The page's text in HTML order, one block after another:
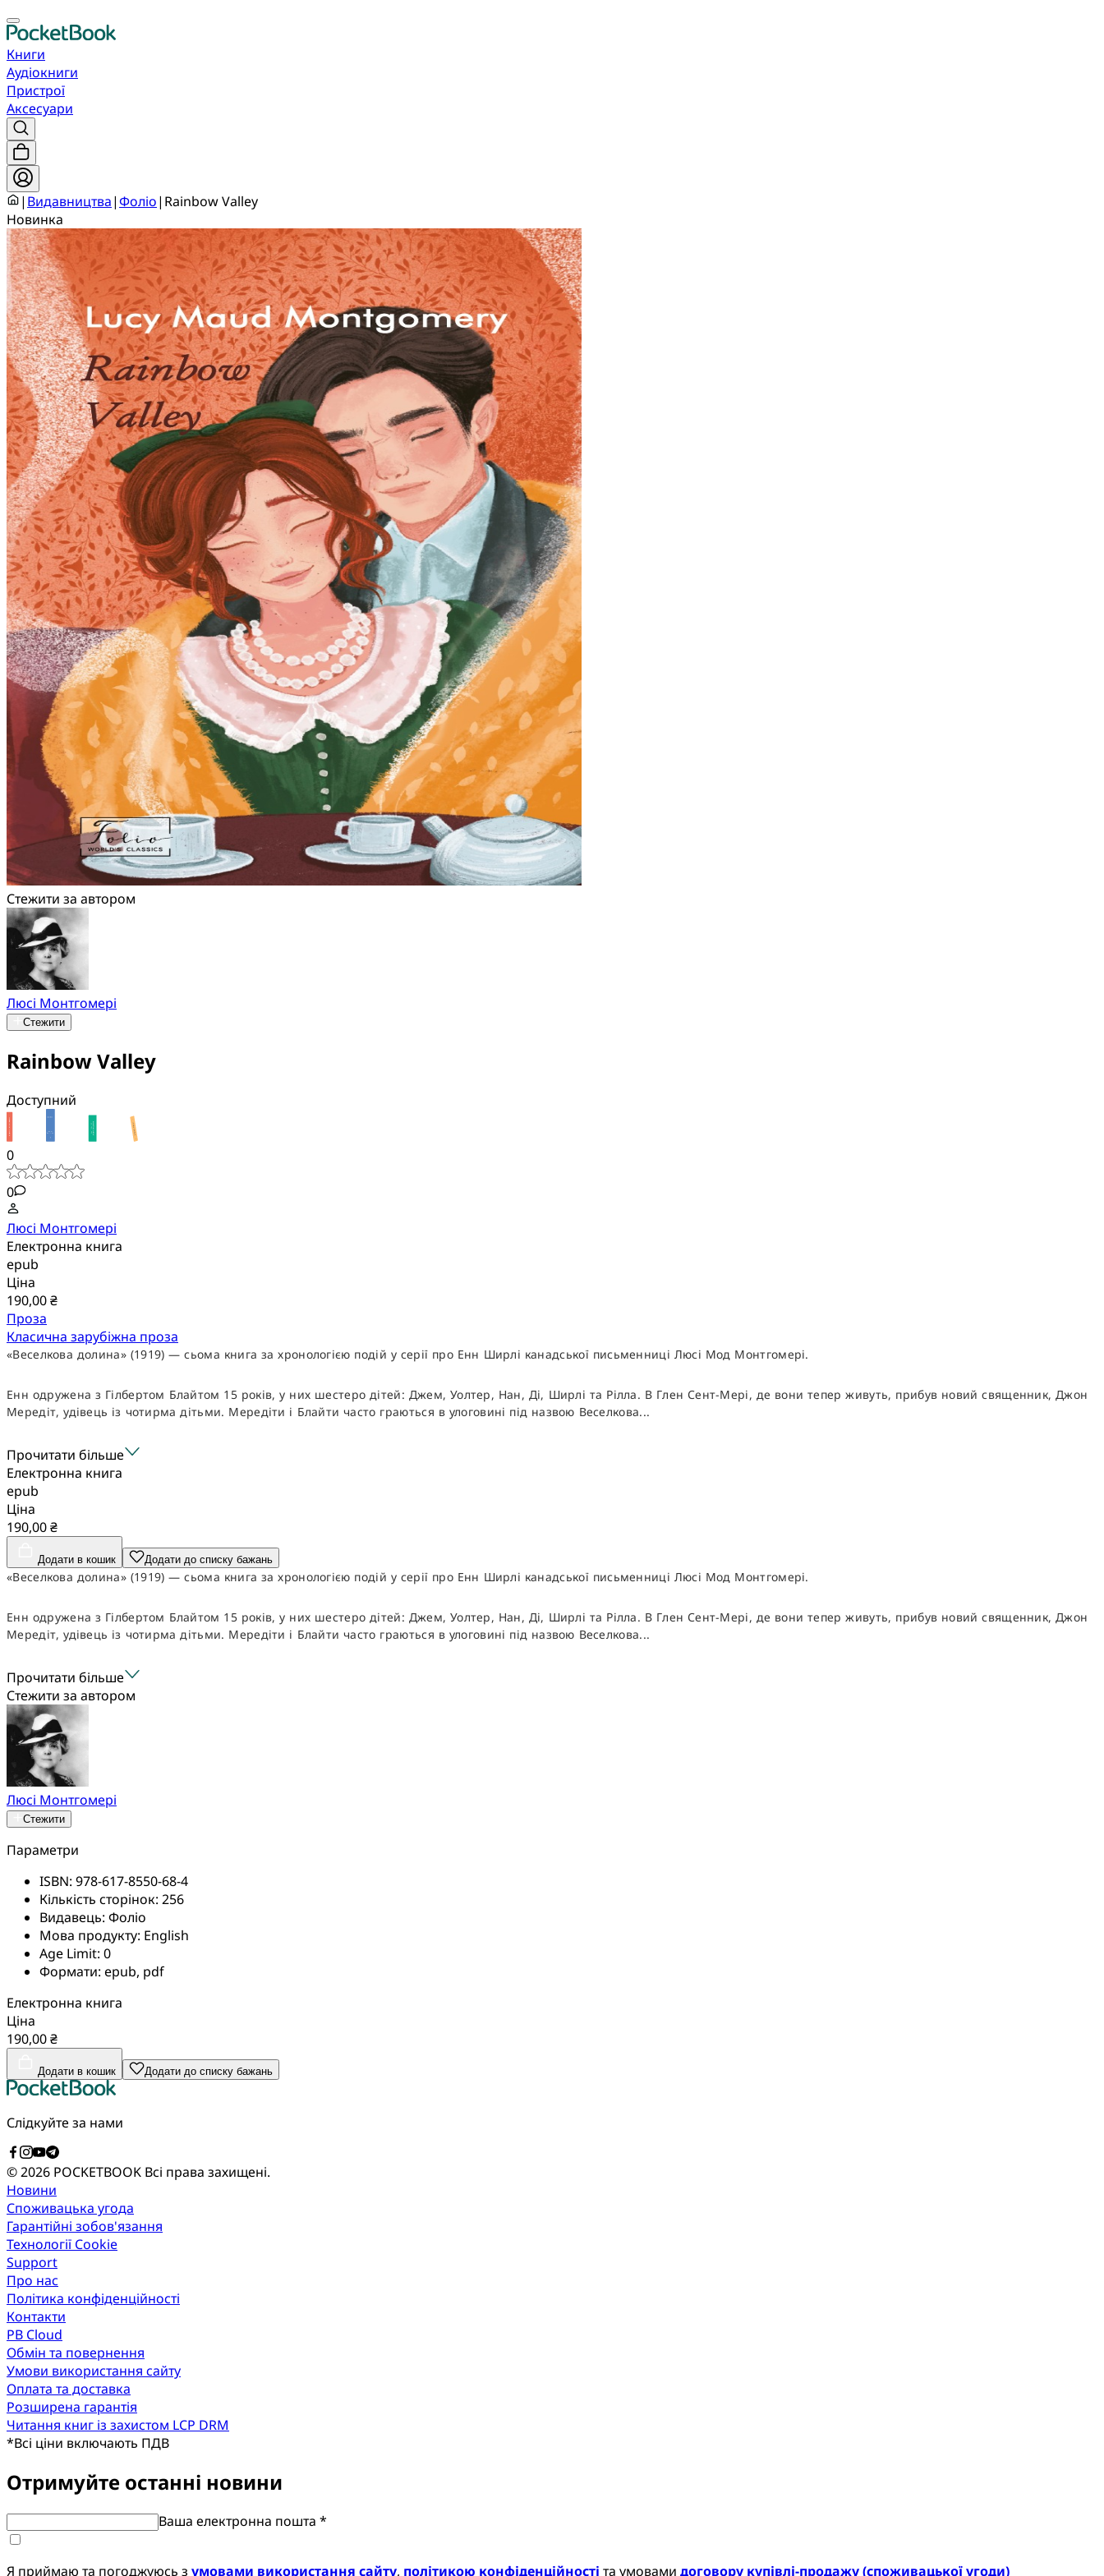
Книги
Аудіокниги
Пристрої
Аксесуари
| Видавництва|Фоліо| Rainbow Valley
Новинка
Стежити за автором
Люсі Монтгомері
Стежити
Rainbow Valley
Доступний
0
0
Люсі Монтгомері
Електронна книга
epub
Ціна
190,00 ₴
Проза
Класична зарубіжна проза
«Веселкова долина» (1919) — сьома книга за хронологією подій у серії про Енн Ширлі канадської письменниці Люсі Мод Монтгомері.
Енн одружена з Гілбертом Блайтом 15 років, у них шестеро дітей: Джем, Уолтер, Нан, Ді, Ширлі та Рілла. В Глен Сент-Мері, де вони тепер живуть, прибув новий священник, Джон
Мередіт, удівець із чотирма дітьми. Мередіти і Блайти часто граються в улоговині під назвою Веселкова...
Прочитати більше
Електронна книга
epub
Ціна
190,00 ₴
Додати в кошик Додати до списку бажань
«Веселкова долина» (1919) — сьома книга за хронологією подій у серії про Енн Ширлі канадської письменниці Люсі Мод Монтгомері.
Енн одружена з Гілбертом Блайтом 15 років, у них шестеро дітей: Джем, Уолтер, Нан, Ді, Ширлі та Рілла. В Глен Сент-Мері, де вони тепер живуть, прибув новий священник, Джон
Мередіт, удівець із чотирма дітьми. Мередіти і Блайти часто граються в улоговині під назвою Веселкова...
Прочитати більше
Стежити за автором
Люсі Монтгомері
Стежити
Параметри
ISBN: 978-617-8550-68-4
Кількість сторінок: 256
Видавець: Фоліо
Мова продукту: English
Age Limit: 0
Формати: epub, pdf
Електронна книга
Ціна
190,00 ₴
Додати в кошик Додати до списку бажань
Слідкуйте за нами
© 2026 POCKETBOOK Всі права захищені.
Новини
Споживацька угода
Гарантійні зобов'язання
Технології Cookie
Support
Про нас
Політика конфіденційності
Контакти
PB Cloud
Обмін та повернення
Умови використання сайту
Оплата та доставка
Розширена гарантія
Читання книг із захистом LCP DRM
*Всі ціни включають ПДВ
Отримуйте останні новини
Ваша електронна пошта *
Я приймаю та погоджуюсь з умовами використання сайту, політикою конфіденційності та умовами договору купівлі-продажу (споживацької угоди)